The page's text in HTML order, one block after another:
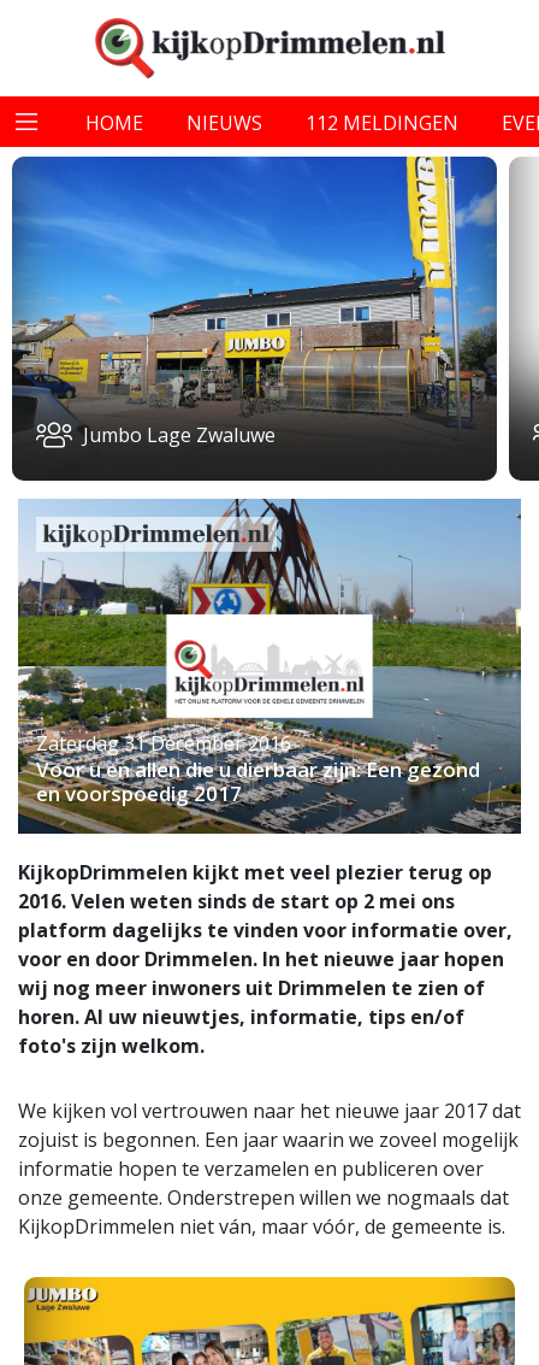
HOME NIEUWS 112 MELDINGEN
Jumbo Lage Zwaluwe
Zaterdag 31 December 2016
Voor u en allen die u dierbaar zijn: Een gezond
en voorspoedig 2017
KijkopDrimmelen kijkt met veel plezier terug op
2016. Velen weten sinds de start op 2 mei ons
platform dagelijks te vinden voor informatie over,
voor en door Drimmelen. In het nieuwe jaar hopen
wij nog meer inwoners uit Drimmelen te zien of
horen. Al uw nieuwtjes, informatie, tips en/of
foto's zijn welkom.
We kijken vol vertrouwen naar het nieuwe jaar 2017 dat
zojuist is begonnen. Een jaar waarin we zoveel mogelijk
informatie hopen te verzamelen en publiceren over
onze gemeente. Onderstrepen willen we nogmaals dat
KijkopDrimmelen niet ván, maar vóór, de gemeente is.